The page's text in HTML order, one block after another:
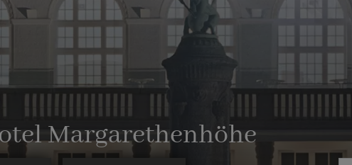
Margarethenhöhe